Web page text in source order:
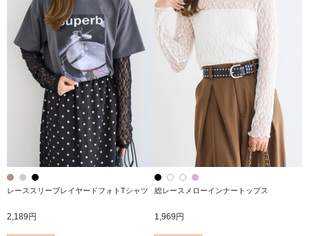
レーススリーブレイヤードフォトTシャツ
2,189円
総レースメローインナートップス
1,969円